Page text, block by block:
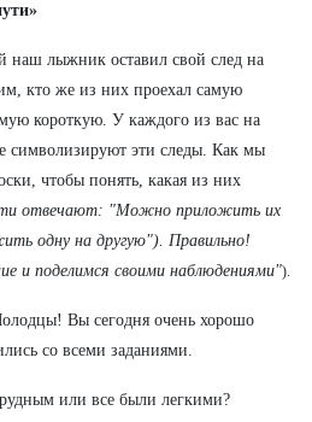
наш лыжник оставил свой след на
кто же из них проехал самую
короткую. У каждого из вас на
символизируют эти следы. Как мы
чтобы понять, какая из них
отвечают: "Можно приложить их
одну на другую"). Правильно!
и поделимся своими наблюдениями").
Вы сегодня очень хорошо
со всеми заданиями.
или все были легкими?